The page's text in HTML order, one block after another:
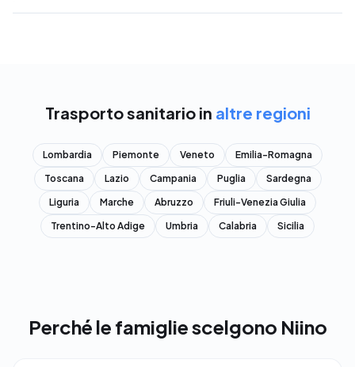
Trasporto sanitario in altre regioni
Lombardia Piemonte Veneto
Emilia-Romagna
Toscana
Lazio Campania Puglia
Sardegna
Liguria
Marche Abruzzo
Friuli-Venezia Giulia
Trentino-Alto Adige
Umbria Calabria Sicilia
Perché le famiglie scelgono Niino